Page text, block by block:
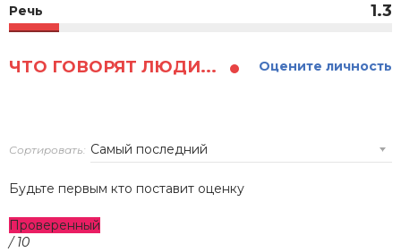
Речь 1.3
ЧТО ГОВОРЯТ ЛЮДИ... Оцените личность
Сортировать:
Будьте первым кто поставит оценку
Проверенный
/ 10